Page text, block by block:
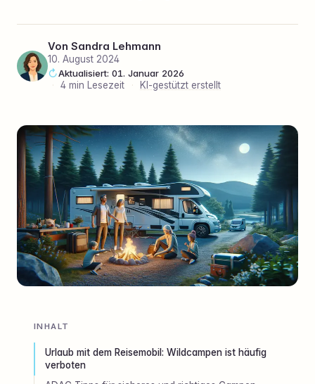
Von Sandra Lehmann
10. August 2024
Aktualisiert: 01. Januar 2026
·
4 min Lesezeit · KI-gestützt erstellt
INHALT
Urlaub mit dem Reisemobil: Wildcampen ist häufig
verboten